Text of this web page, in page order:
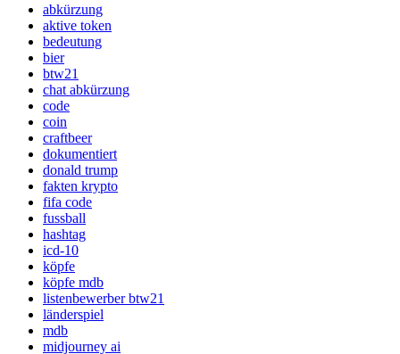
abkürzung
aktive token
bedeutung
bier
btw21
chat abkürzung
code
coin
craftbeer
dokumentiert
donald trump
fakten krypto
fifa code
fussball
hashtag
icd-10
köpfe
köpfe mdb
listenbewerber btw21
länderspiel
mdb
midjourney ai